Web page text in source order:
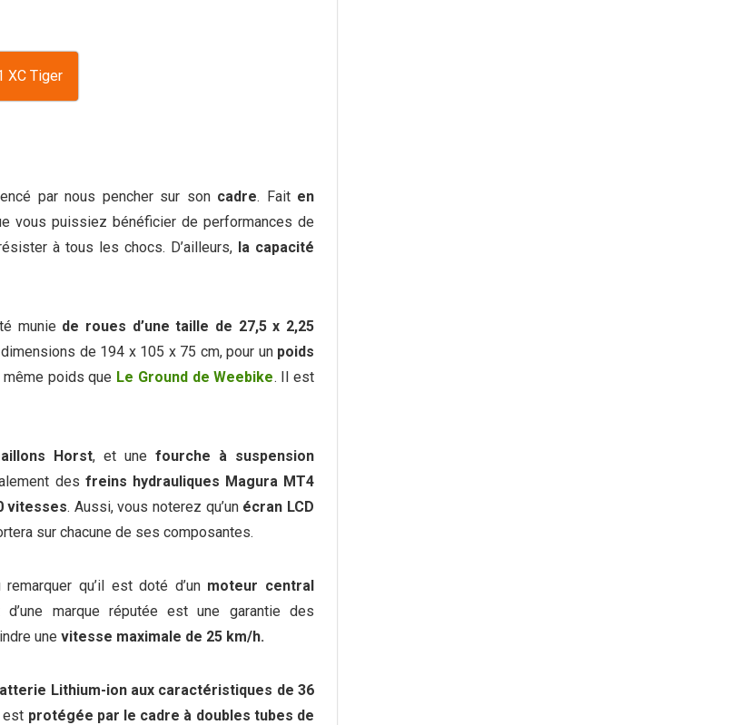
XC Tiger
par nous pencher sur son cadre. Fait en
vous puissiez bénéficier de performances de
à tous les chocs. D’ailleurs, la capacité
munie de roues d’une taille de 27,5 x 2,25
de 194 x 105 x 75 cm, pour un poids
poids que Le Ground de Weebike. Il est
Horst, et une fourche à suspension
des freins hydrauliques Magura MT4
vitesses. Aussi, vous noterez qu’un écran LCD
sur chacune de ses composantes.
qu’il est doté d’un moteur central
d’une marque réputée est une garantie des
une vitesse maximale de 25 km/h.
Lithium-ion aux caractéristiques de 36
est protégée par le cadre à doubles tubes de